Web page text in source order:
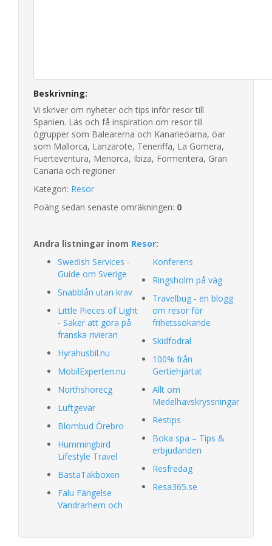
Beskrivning:
Vi skriver om nyheter och tips inför resor till
Spanien. Läs och få inspiration om resor till
ögrupper som Balearerna och Kanarieöarna, öar
som Mallorca, Lanzarote, Teneriffa, La Gomera,
Fuerteventura, Menorca, Ibiza, Formentera, Gran
Canaria och regioner
Kategori: Resor
Poäng sedan senaste omräkningen: 0
Andra listningar inom Resor:
Swedish Services -
Guide om Sverige
Snabblån utan krav
Little Pieces of Light
- Saker att göra på
franska rivieran
Hyrahusbil.nu
MobilExperten.nu
Northshorecg
Luftgevär
Blombud Örebro
Hummingbird
Lifestyle Travel
BästaTakboxen
Falu Fängelse
Vandrarhem och
Konferens
Ringsholm på väg
Travelbug - en blogg
om resor för
frihetssökande
Skidfodral
100% från
Gertiehjärtat
Allt om
Medelhavskryssningar
Restips
Boka spa – Tips &
erbjudanden
Resfredag
Resa365.se